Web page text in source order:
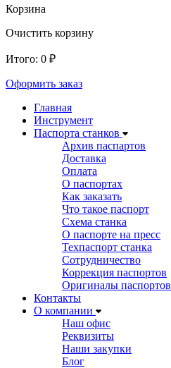
Корзина
Очистить корзину
Итого: 0 ₽
Оформить заказ
Главная
Инструмент
Паспорта станков
Архив паспартов
Доставка
Оплата
О паспортах
Как заказать
Что такое паспорт
Схема станка
О паспорте на пресс
Техпаспорт станка
Сотрудничество
Коррекция паспортов
Оригиналы паспортов
Контакты
О компании
Наш офис
Реквизиты
Наши закупки
Блог